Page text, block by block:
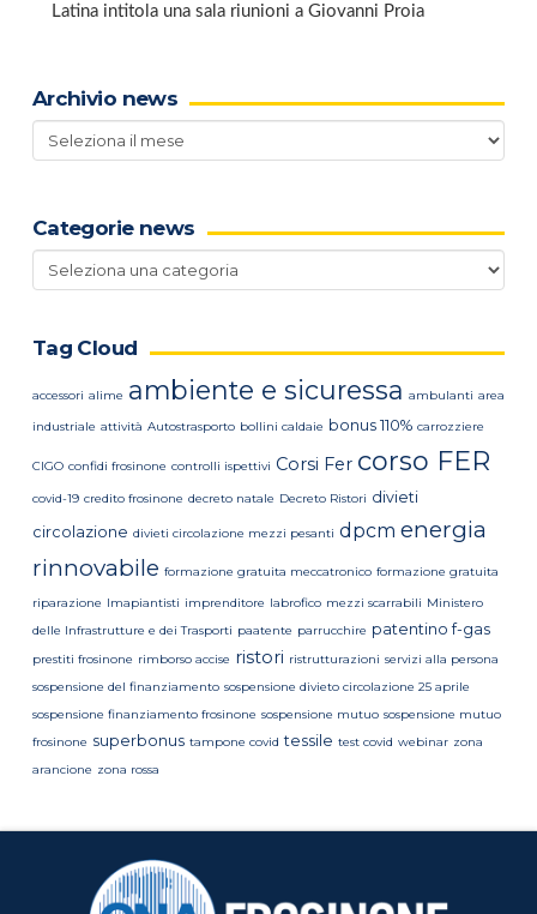
Latina intitola una sala riunioni a Giovanni Proia
Archivio news
Archivio
news
Categorie news
Categorie
news
Tag Cloud
accessori alime ambiente e sicuressa ambulanti area
industriale attività Autostrasporto bollini caldaie bonus 110% carrozziere
CIGO confidi frosinone controlli ispettivi Corsi Fer corso FER
covid-19 credito frosinone decreto natale Decreto Ristori divieti
circolazione divieti circolazione mezzi pesanti dpcm energia
rinnovabile formazione gratuita meccatronico formazione gratuita
riparazione Imapiantisti imprenditore labrofico mezzi scarrabili Ministero
delle Infrastrutture e dei Trasporti paatente parrucchire patentino f-gas
prestiti frosinone rimborso accise ristori ristrutturazioni servizi alla persona
sospensione del finanziamento sospensione divieto circolazione 25 aprile
sospensione finanziamento frosinone sospensione mutuo sospensione mutuo
frosinone superbonus tampone covid tessile test covid webinar zona
arancione zona rossa